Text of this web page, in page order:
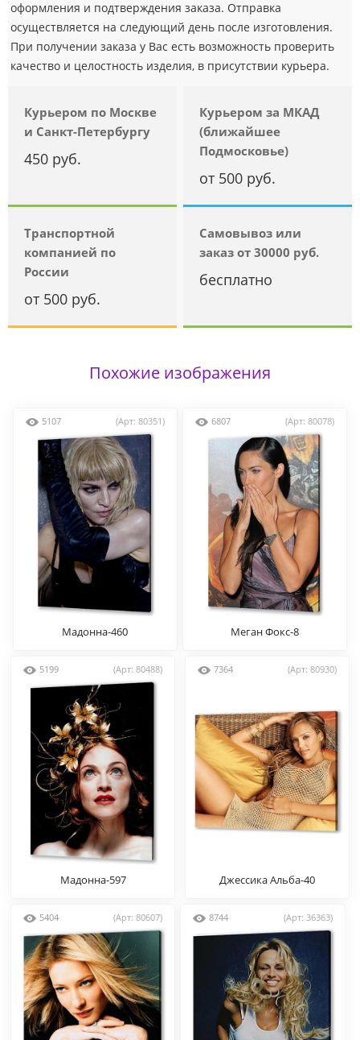
оформления и подтверждения заказа. Отправка
осуществляется на следующий день после изготовления.
При получении заказа у Вас есть возможность проверить
качество и целостность изделия, в присутствии курьера.
Курьером по Москве
и Санкт-Петербургу
450 руб.
Курьером за МКАД
(ближайшее
Подмосковье)
от 500 руб.
Транспортной
компанией по
России
от 500 руб.
Самовывоз или
заказ от 30000 руб.
бесплатно
Похожие изображения
5107 (Арт: 80351)
Мадонна-460
6807 (Арт: 80078)
Меган Фокс-8
5199 (Арт: 80488)
Мадонна-597
7364 (Арт: 80930)
Джессика Альба-40
5404 (Арт: 80607) 8744 (Арт: 36363)